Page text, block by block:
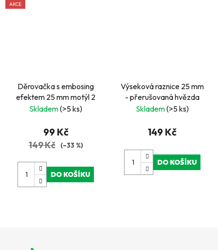
AKCE
Děrovačka s embosing
efektem 25 mm motýl 2
Skladem(>5 ks)
99 Kč
149 Kč (–33 %)
DO KOŠÍKU
Výseková raznice 25 mm
- přerušovaná hvězda
Skladem(>5 ks)
149 Kč
DO KOŠÍKU